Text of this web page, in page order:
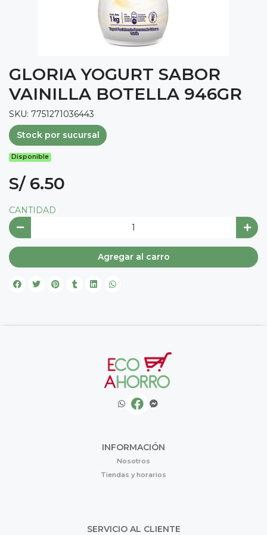
GLORIA YOGURT SABOR
VAINILLA BOTELLA 946GR
SKU: 7751271036443
Stock por sucursal
Disponible
S/ 6.50
CANTIDAD
Agregar al carro
INFORMACIÓN
Nosotros
Tiendas y horarios
SERVICIO AL CLIENTE